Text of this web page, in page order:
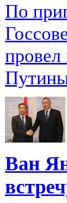
По
Ван